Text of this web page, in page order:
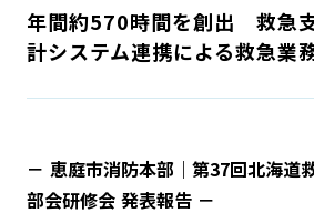
年間約570時間を創出 救急
計システム連携による救急業
－ 恵庭市消防本部｜第37回北海道
部会研修会 発表報告 －
ニュース
事例紹介・オウンドメディア
採用情報